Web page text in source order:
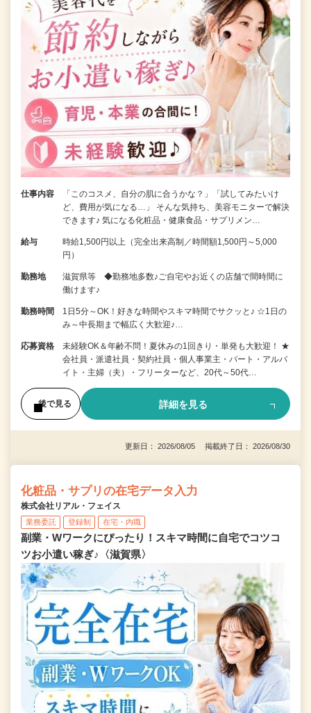
仕事内容
「このコスメ、自分の肌に合うかな？」「試してみたいけ
ど、費用が気になる…」 そんな気持ち、美容モニターで解決
できます♪ 気になる化粧品・健康食品・サプリメン…
給与
時給1,500円以上（完全出来高制／時間額1,500円～5,000
円）
勤務地
滋賀県等 ◆勤務地多数♪ご自宅やお近くの店舗で間時間に
働けます♪
勤務時間
1日5分～OK！好きな時間やスキマ時間でサクッと♪ ☆1日の
み～中長期まで幅広く大歓迎♪…
応募資格
未経験OK＆年齢不問！夏休みの1回きり・単発も大歓迎！ ★
会社員・派遣社員・契約社員・個人事業主・パート・アルバ
イト・主婦（夫）・フリーターなど、20代～50代…
後で見る 詳細を見る
更新日： 2026/08/05 掲載終了日： 2026/08/30
化粧品・サプリの在宅データ入力
株式会社リアル・フェイス
業務委託 登録制 在宅・内職
副業・Wワークにぴったり！スキマ時間に自宅でコツコ
ツお小遣い稼ぎ♪〈滋賀県〉